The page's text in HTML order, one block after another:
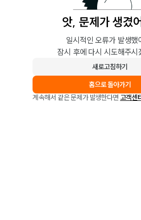
앗, 문제가 생겼
일시적인 오류가 발생했
잠시 후에 다시 시도해주시
새로고침하기
홈으로 돌아가기
계속해서 같은 문제가 발생한다면 고객센